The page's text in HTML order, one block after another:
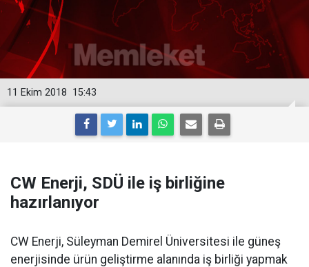
15:43
11 Ekim 2018
CW Enerji, SDÜ ile iş birliğine
hazırlanıyor
CW Enerji, Süleyman Demirel Üniversitesi ile güneş
enerjisinde ürün geliştirme alanında iş birliği yapmak